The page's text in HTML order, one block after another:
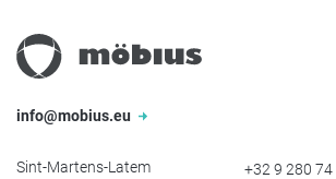
info@mobius.eu
Sint-Martens-Latem +32 9 280 74